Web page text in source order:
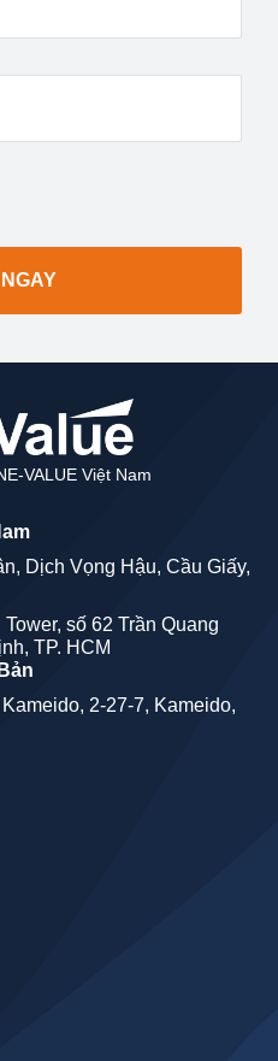
VALUE Việt Nam
Dịch Vọng Hậu, Cầu Giấy,
số 62 Trần Quang
TP. HCM
2-27-7, Kameido,